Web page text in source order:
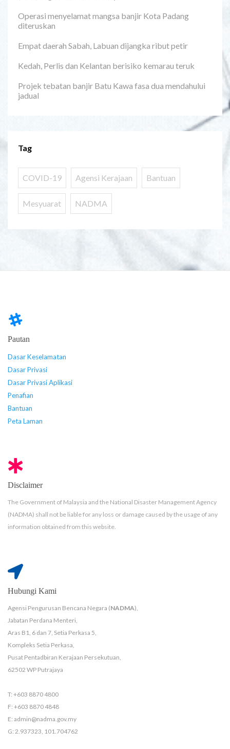
Operasi menyelamat mangsa banjir Kota Padang
diteruskan
Empat daerah Sabah, Labuan dijangka ribut petir
Kedah, Perlis dan Kelantan berisiko kemarau teruk
Projek tebatan banjir Batu Kawa fasa dua mendahului
jadual
Tag
COVID-19 Agensi Kerajaan Bantuan
Mesyuarat NADMA
Pautan
Dasar Keselamatan
Dasar Privasi
Dasar Privasi Aplikasi
Penafian
Bantuan
Peta Laman
Disclaimer
The Government of Malaysia and the National Disaster Management Agency
(NADMA) shall not be liable for any loss or damage caused by the usage of any
information obtained from this website.
Hubungi Kami
Agensi Pengurusan Bencana Negara (NADMA),
Jabatan Perdana Menteri,
Aras B1, 6 dan 7, Setia Perkasa 5,
Kompleks Setia Perkasa,
Pusat Pentadbiran Kerajaan Persekutuan,
62502 WP Putrajaya
T: +603 8870 4800
F: +603 8870 4848
E: admin@nadma.gov.my
G: 2.937323, 101.704762